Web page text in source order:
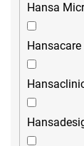
Hansa
Hansacare